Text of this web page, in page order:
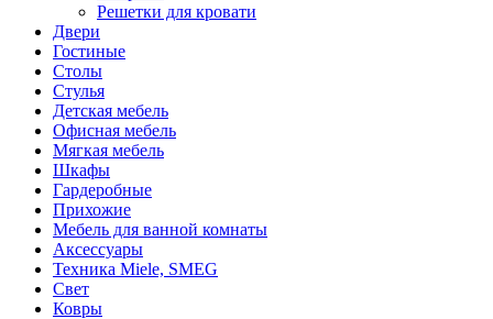
Решетки для кровати
Двери
Гостиные
Столы
Стулья
Детская мебель
Офисная мебель
Мягкая мебель
Шкафы
Гардеробные
Прихожие
Мебель для ванной комнаты
Аксессуары
Техника Miele, SMEG
Свет
Ковры